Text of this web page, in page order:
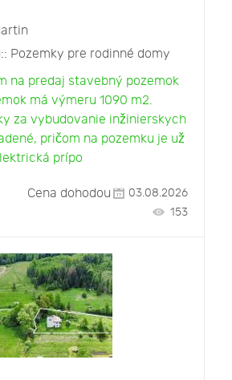
Pozemky pre rodinné domy
na predaj stavebný pozemok
má výmeru 1090 m2.
za vybudovanie inžinierskych
pričom na pozemku je už
prípo
Cena dohodou
03.08.2026
153